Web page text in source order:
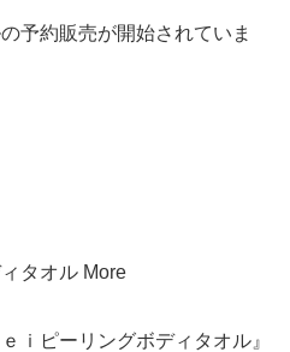
予約販売が開始されていま
タオル More
ｉピーリングボディタオル』